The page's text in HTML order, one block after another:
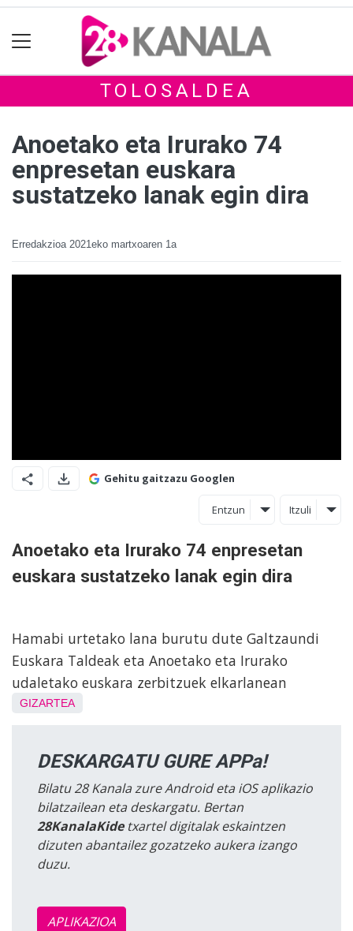
TOLOSALDEA
Anoetako eta Irurako 74
enpresetan euskara
sustatzeko lanak egin dira
Erredakzioa 2021eko martxoaren 1a
Gehitu gaitzazu Googlen
Entzun Itzuli
Anoetako eta Irurako 74 enpresetan
euskara sustatzeko lanak egin dira
Hamabi urtetako lana burutu dute Galtzaundi
Euskara Taldeak eta Anoetako eta Irurako
udaletako euskara zerbitzuek elkarlanean
GIZARTEA
DESKARGATU GURE APPa!
Bilatu 28 Kanala zure Android eta iOS aplikazio
bilatzailean eta deskargatu. Bertan
28KanalaKidetxartel digitalak eskaintzen
dizuten abantailez gozatzeko aukera izango
duzu.
APLIKAZIOA